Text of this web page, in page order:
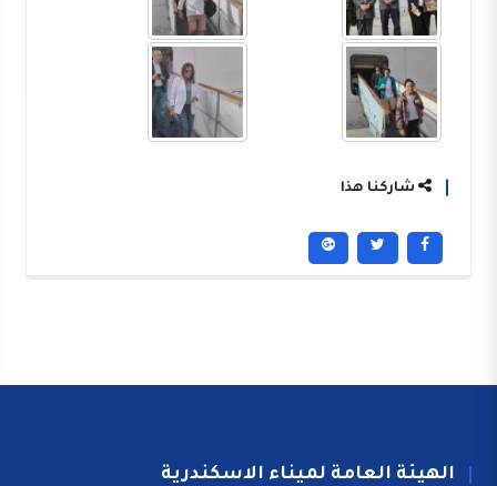
شاركنا هذا
الهيئة العامة لميناء الاسكندرية